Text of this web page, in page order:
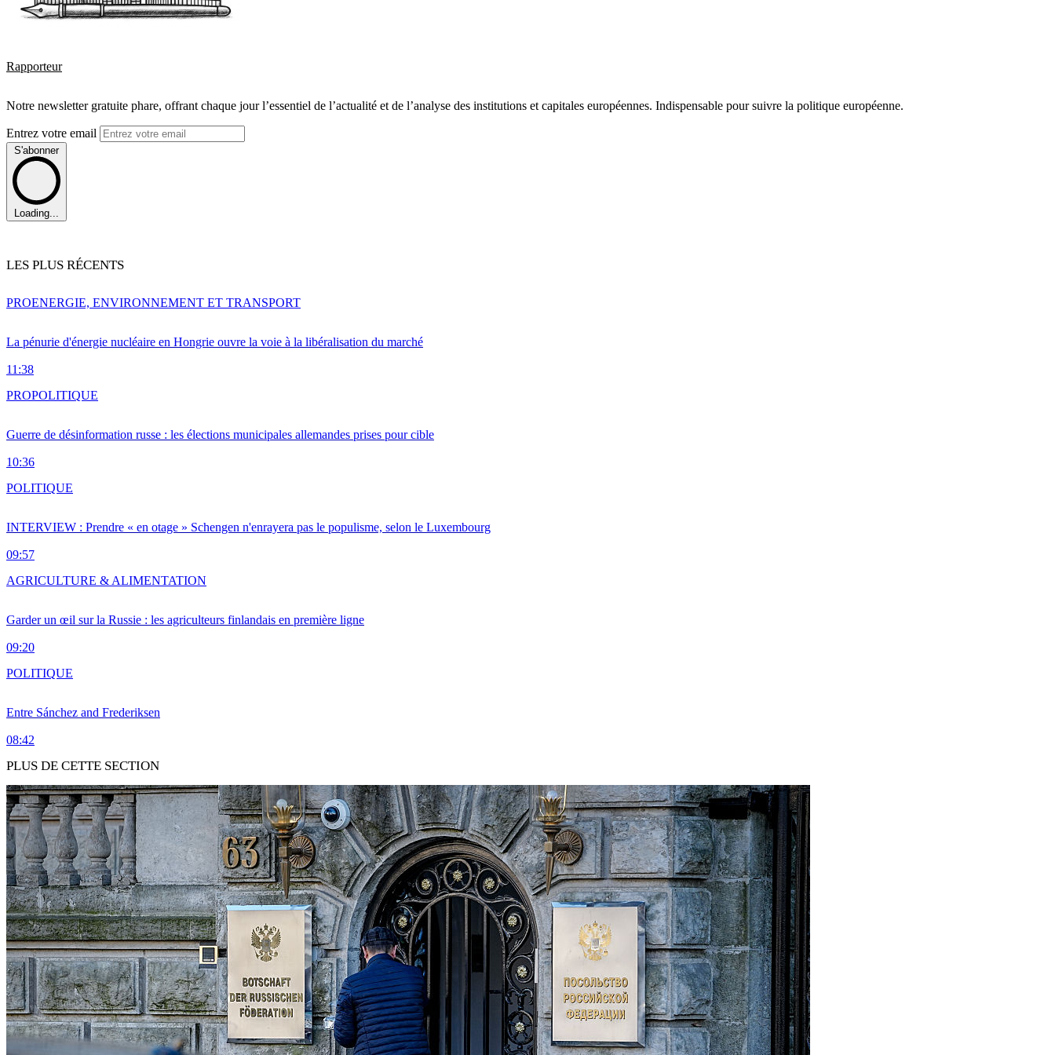
Rapporteur
Notre newsletter gratuite phare, offrant chaque jour l’essentiel de l’actualité et de l’analyse des institutions et capitales européennes. Indispensable pour suivre la politique européenne.
Entrez votre email
S'abonner
Loading...
LES PLUS RÉCENTS
La pénurie d'énergie nucléaire en Hongrie ouvre la voie à la libéralisation du marché
11:38
PROENERGIE, ENVIRONNEMENT ET TRANSPORT
Guerre de désinformation russe : les élections municipales allemandes prises pour cible
10:36
PROPOLITIQUE
INTERVIEW : Prendre « en otage » Schengen n'enrayera pas le populisme, selon le Luxembourg
09:57
POLITIQUE
Garder un œil sur la Russie : les agriculteurs finlandais en première ligne
09:20
AGRICULTURE & ALIMENTATION
Entre Sánchez and Frederiksen
08:42
POLITIQUE
PLUS DE CETTE SECTION